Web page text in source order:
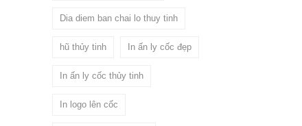
Dia diem ban chai lo thuy tinh
hũ thủy tinh In ấn ly cốc đẹp
In ấn ly cốc thủy tinh
In logo lên cốc